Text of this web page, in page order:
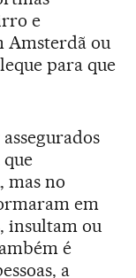
e
Amsterdã ou
para que
mas no
em
insultam ou
é
a